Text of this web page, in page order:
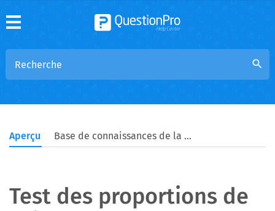
search
Aperçu Base de connaissances de la communauté
Test des proportions de